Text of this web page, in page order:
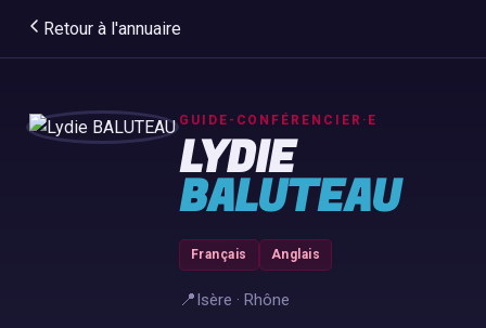
Retour à l'annuaire
GUIDE-CONFÉRENCIER·E
LYDIE
BALUTEAU
Français Anglais
📍Isère · Rhône